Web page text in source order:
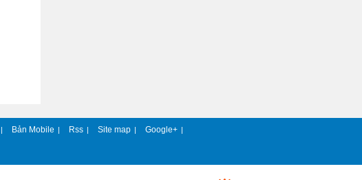
| Bản Mobile | Rss | Site map | Google+ |